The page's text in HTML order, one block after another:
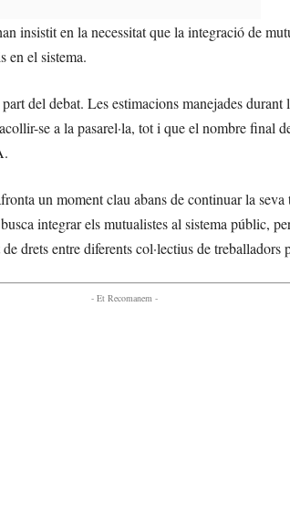
insistit en la necessitat que la integració de
en el sistema.
del debat. Les estimacions manejades
se a la pasarel·la, tot i que el nombre final
un moment clau abans de continuar la
integrar els mutualistes al sistema públic,
drets entre diferents col·lectius de treballadors
- Et Recomanem -